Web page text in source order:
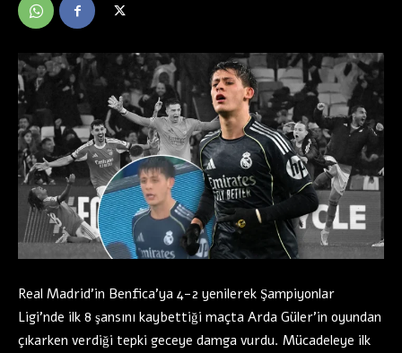
Real Madrid’in Benfica’ya 4-2 yenilerek Şampiyonlar
Ligi’nde ilk 8 şansını kaybettiği maçta Arda Güler’in oyundan
çıkarken verdiği tepki geceye damga vurdu. Mücadeleye ilk